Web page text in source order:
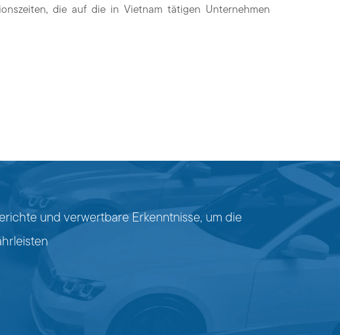
die auf die in Vietnam tätigen Unternehmen
und verwertbare Erkenntnisse, um die